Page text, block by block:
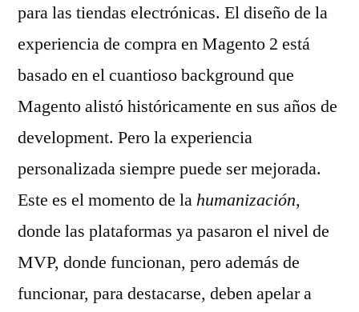
para las tiendas electrónicas. El diseño de la
experiencia de compra en Magento 2 está
basado en el cuantioso background que
Magento alistó históricamente en sus años de
development. Pero la experiencia
personalizada siempre puede ser mejorada.
Este es el momento de lahumanización,
donde las plataformas ya pasaron el nivel de
MVP, donde funcionan, pero además de
funcionar, para destacarse, deben apelar a